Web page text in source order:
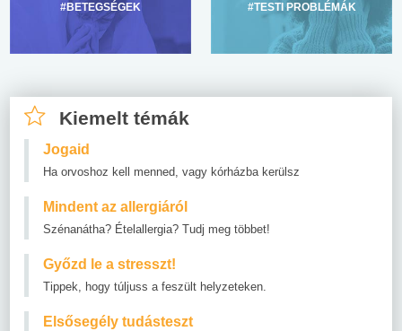
#BETEGSÉGEK #TESTI PROBLÉMÁK
Kiemelt témák
Jogaid
Ha orvoshoz kell menned, vagy kórházba kerülsz
Mindent az allergiáról
Szénanátha? Ételallergia? Tudj meg többet!
Győzd le a stresszt!
Tippek, hogy túljuss a feszült helyzeteken.
Elsősegély tudásteszt